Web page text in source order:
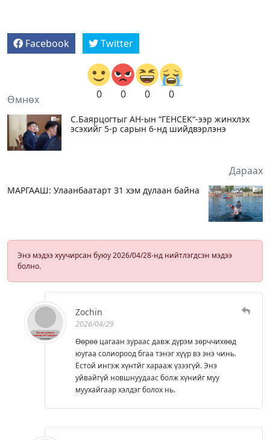
Facebook Twitter
0 0 0 0
Өмнөх
С.Баярцогтыг АН-ын “ГЕНСЕК“-ээр жинхлэх
эсэхийг 5-р сарын 6-нд шийдвэрлэнэ
Дараах
МАРГААШ: Улаанбаатарт 31 хэм дулаан байна
Энэ мэдээ хуучирсан буюу 2026/04/28-нд нийтлэгдсэн мэдээ
болно.
Zochin
2026/04/29
Өөрөө цагаан зураас давж дүрэм зөрччихөөд
юугаа солиороод бгаа тэнэг хүүр вэ энэ чинь.
Ёстой ингэж хүнтйг харааж үзээгүй. Энэ
уйвайгүй новшнуудаас болж хүнийг муу
муухайгаар хэлдэг болох нь.